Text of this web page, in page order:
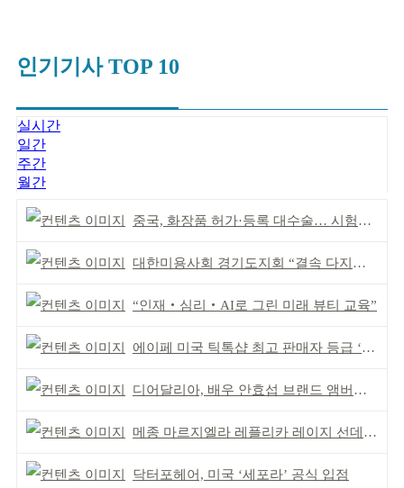
인기기사 TOP 10
실시간
일간
주간
월간
중국, 화장품 허가·등록 대수술… 시험자료 공용 허용
대한미용사회 경기도지회 “결속 다지며 재도약 모색”
“인재‧심리‧AI로 그린 미래 뷰티 교육”
에이페 미국 틱톡샵 최고 판매자 등급 ‘Tier 5’ 달성
디어달리아, 배우 안효섭 브랜드 앰버서더 발탁
메종 마르지엘라 레플리카 레이지 선데이 모닝 디퓨저
닥터포헤어, 미국 ‘세포라’ 공식 입점